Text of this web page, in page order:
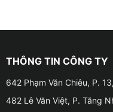
Địa
Tại sao cần phải kiểm
THÔNG TIN CÔNG TY
642 Phạm Văn Chiêu, P.
482 Lê Văn Việt, P. Tăng